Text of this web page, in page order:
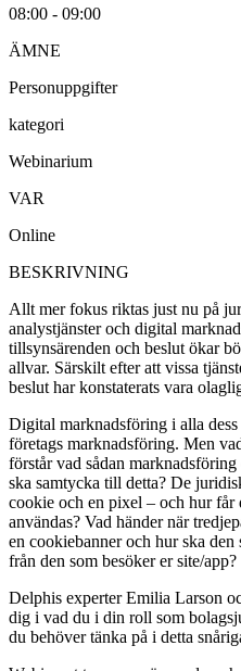
08:00 - 09:00
ÄMNE
Personuppgifter
kategori
Webinarium
VAR
Online
BESKRIVNING
Allt mer fokus riktas just nu på
analystjänster och digital
tillsynsärenden och beslut ökar
allvar. Särskilt efter att vissa
beslut har konstaterats vara
Digital marknadsföring i alla
företags marknadsföring. Men
förstår vad sådan
ska samtycka till detta? De
cookie och en pixel – och hur
användas? Vad händer när
en cookiebanner och hur ska
från den som besöker er site/app?
Delphis experter Emilia Larson
dig i vad du i din roll som
du behöver tänka på i detta